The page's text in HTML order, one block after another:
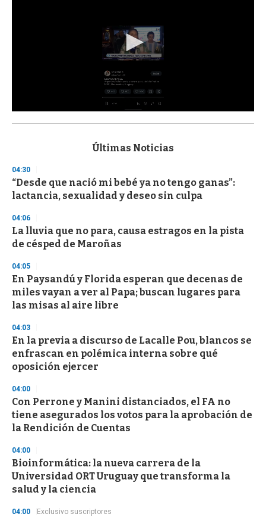
s
d
s
o
f
3
s
e
c
n
d
Últimas Noticias
04:30
“Desde que nació mi bebé ya no tengo ganas”:
lactancia, sexualidad y deseo sin culpa
04:06
La lluvia que no para, causa estragos en la pista
de césped de Maroñas
04:05
En Paysandú y Florida esperan que decenas de
miles vayan a ver al Papa; buscan lugares para
las misas al aire libre
04:03
En la previa a discurso de Lacalle Pou, blancos se
enfrascan en polémica interna sobre qué
oposición ejercer
04:00
Con Perrone y Manini distanciados, el FA no
tiene asegurados los votos para la aprobación de
la Rendición de Cuentas
04:00
Bioinformática: la nueva carrera de la
Universidad ORT Uruguay que transforma la
salud y la ciencia
04:00 Exclusivo suscriptores